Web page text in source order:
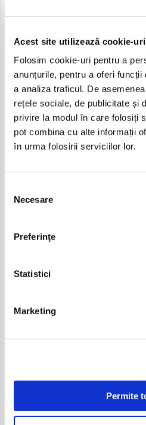
Acest site utilizează cookie-uri
Folosim cookie-uri pentru a
anunțurile, pentru a oferi
a analiza traficul. De
rețele sociale, de publicitate și
privire la modul în care folosiți
pot combina cu alte informații
în urma folosirii serviciilor lor.
consimțământului
Necesare
Preferinţe
Statistici
Marketing
Permite
Arthur Rubinstein - Amintiri
Pret:27,00Lei 20,25 Lei
Adaugă în coș
Al. Cistelecan - Aide-memoire
Pret:21,00 Lei